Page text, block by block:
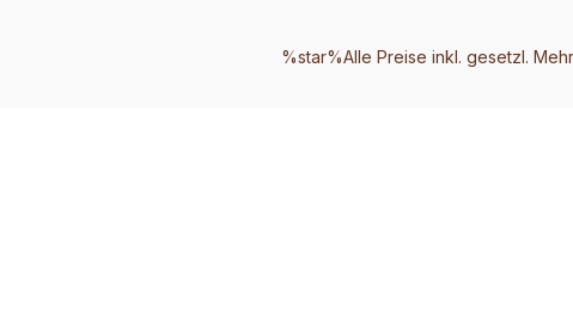
%star%Alle Preise inkl. gesetzl.